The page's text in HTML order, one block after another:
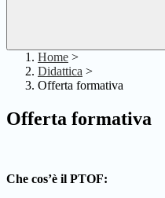
Home >
Didattica >
Offerta formativa
Offerta formativa
Che cos’è il PTOF: